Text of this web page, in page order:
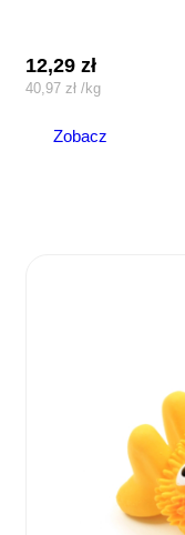
12,29zł
40,97 zł /kg
Zobacz